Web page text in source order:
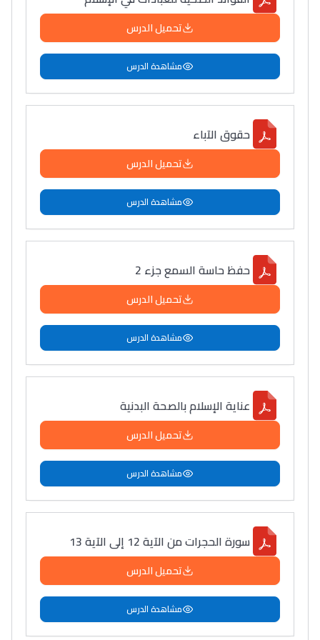
التعليم الثانوي التأهيلي
Collège au Maroc
التعليم الثانوي الإعدادي
+ de 78 Sujets
Interviews/Vidéos
دليل المهن
دليل التوجيه
التوجيه بالثانوي و الإعدادي
باش تقدر تساعد الناس
يلقاو التوازن من الدّاخل
ومن الخارج، بشرى
تحميل الدرس
مشاهدة الدرس
حقوق الآباء
تحميل الدرس
مشاهدة الدرس
حفظ حاسة السمع جزء 2
تحميل الدرس
مشاهدة الدرس
عناية الإسلام بالصحة البدنية
تحميل الدرس
مشاهدة الدرس
سورة الحجرات من الآية 12 إلى الآية 13
تحميل الدرس
مشاهدة الدرس